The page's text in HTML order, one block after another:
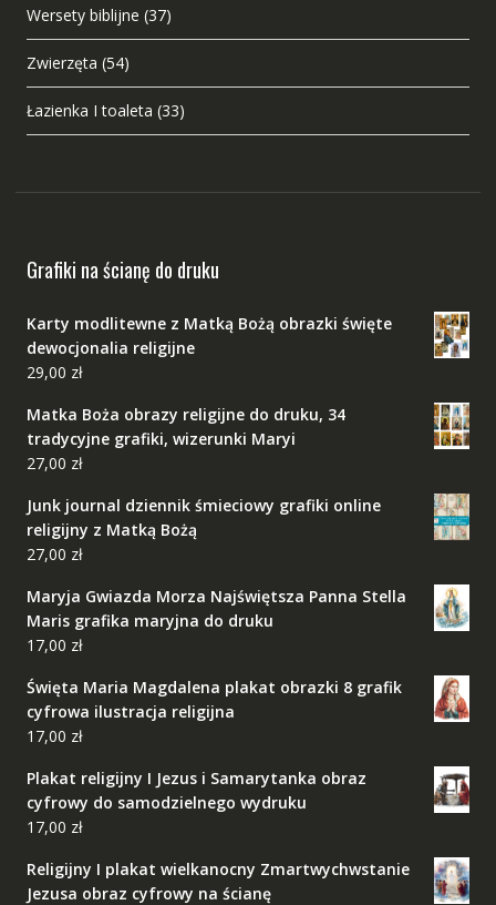
Wersety biblijne (37)
Zwierzęta (54)
Łazienka I toaleta (33)
Grafiki na ścianę do druku
Karty modlitewne z Matką Bożą obrazki święte
dewocjonalia religijne
29,00 zł
Matka Boża obrazy religijne do druku, 34
tradycyjne grafiki, wizerunki Maryi
27,00 zł
Junk journal dziennik śmieciowy grafiki online
religijny z Matką Bożą
27,00 zł
Maryja Gwiazda Morza Najświętsza Panna Stella
Maris grafika maryjna do druku
17,00 zł
Święta Maria Magdalena plakat obrazki 8 grafik
cyfrowa ilustracja religijna
17,00 zł
Plakat religijny I Jezus i Samarytanka obraz
cyfrowy do samodzielnego wydruku
17,00 zł
Religijny I plakat wielkanocny Zmartwychwstanie
Jezusa obraz cyfrowy na ścianę